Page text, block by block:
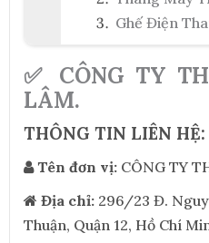
Ghế Điện
✅ CÔNG TY
LÂM.
THÔNG TIN LIÊN HỆ:
Tên đơn vị: CÔNG TY
Địa chỉ: 296/23 Đ.
Thuận, Quận 12, Hồ Chí